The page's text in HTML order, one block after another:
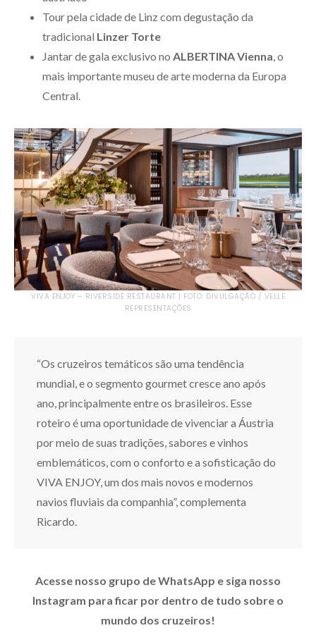
Tour pela cidade de Linz com degustação da
tradicional Linzer Torte
Jantar de gala exclusivo no ALBERTINA Vienna, o
mais importante museu de arte moderna da Europa
Central.
VIVA ENJOY – RIVERSIDE RESTAURANT | FOTO: DIVULGAÇÃO / VELLE
REPRESENTAÇÕES
“Os cruzeiros temáticos são uma tendência
mundial, e o segmento gourmet cresce ano após
ano, principalmente entre os brasileiros. Esse
roteiro é uma oportunidade de vivenciar a Áustria
por meio de suas tradições, sabores e vinhos
emblemáticos, com o conforto e a sofisticação do
VIVA ENJOY, um dos mais novos e modernos
navios fluviais da companhia”, complementa
Ricardo.
Acesse nosso grupo de WhatsApp e siga nosso
Instagram para ficar por dentro de tudo sobre o
mundo dos cruzeiros!